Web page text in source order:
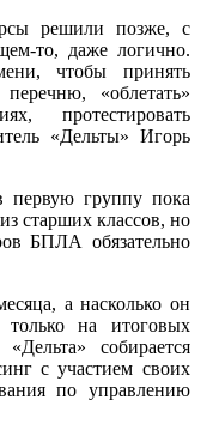
решили позже, с
то, даже логично.
чтобы принять
«облетать»
протестировать
«Дельты» Игорь
первую группу пока
старших классов, но
БПЛА обязательно
а насколько он
на итоговых
собирается
с участием своих
по управлению